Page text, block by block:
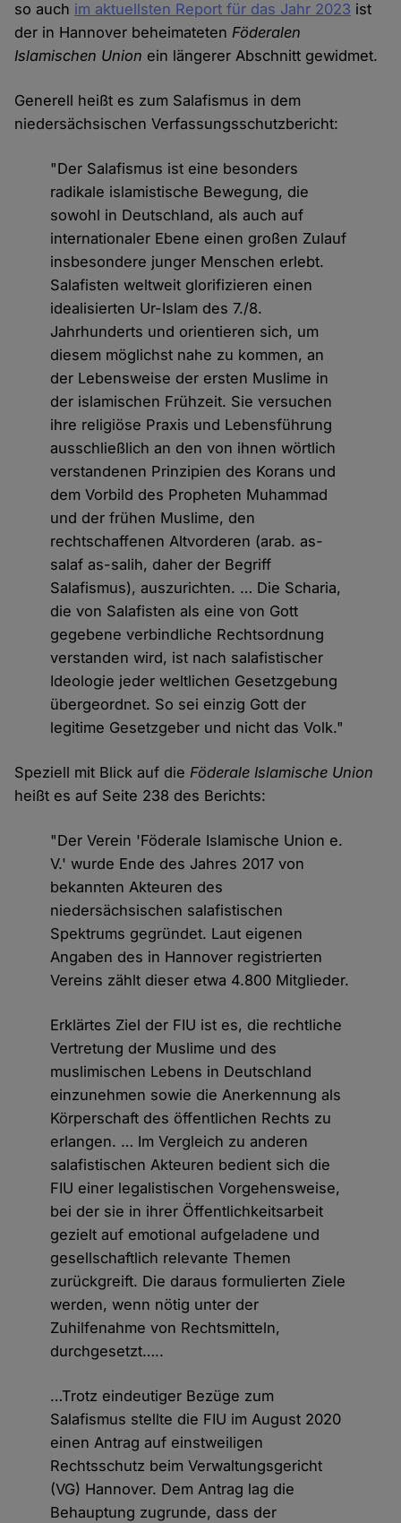
so auch im aktuellsten Report für das Jahr 2023 ist
der in Hannover beheimatetenFöderalen
Islamischen Union ein längerer Abschnitt gewidmet.
Generell heißt es zum Salafismus in dem
niedersächsischen Verfassungsschutzbericht:
"Der Salafismus ist eine besonders
radikale islamistische Bewegung, die
sowohl in Deutschland, als auch auf
internationaler Ebene einen großen Zulauf
insbesondere junger Menschen erlebt.
Salafisten weltweit glorifizieren einen
idealisierten Ur-Islam des 7./8.
Jahrhunderts und orientieren sich, um
diesem möglichst nahe zu kommen, an
der Lebensweise der ersten Muslime in
der islamischen Frühzeit. Sie versuchen
ihre religiöse Praxis und Lebensführung
ausschließlich an den von ihnen wörtlich
verstandenen Prinzipien des Korans und
dem Vorbild des Propheten Muhammad
und der frühen Muslime, den
rechtschaffenen Altvorderen (arab. as-
salaf as-salih, daher der Begriff
Salafismus), auszurichten. … Die Scharia,
die von Salafisten als eine von Gott
gegebene verbindliche Rechtsordnung
verstanden wird, ist nach salafistischer
Ideologie jeder weltlichen Gesetzgebung
übergeordnet. So sei einzig Gott der
legitime Gesetzgeber und nicht das Volk."
Speziell mit Blick auf dieFöderale Islamische Union
heißt es auf Seite 238 des Berichts:
"Der Verein 'Föderale Islamische Union e.
V.' wurde Ende des Jahres 2017 von
bekannten Akteuren des
niedersächsischen salafistischen
Spektrums gegründet. Laut eigenen
Angaben des in Hannover registrierten
Vereins zählt dieser etwa 4.800 Mitglieder.
Erklärtes Ziel der FIU ist es, die rechtliche
Vertretung der Muslime und des
muslimischen Lebens in Deutschland
einzunehmen sowie die Anerkennung als
Körperschaft des öffentlichen Rechts zu
erlangen. … Im Vergleich zu anderen
salafistischen Akteuren bedient sich die
FIU einer legalistischen Vorgehensweise,
bei der sie in ihrer Öffentlichkeitsarbeit
gezielt auf emotional aufgeladene und
gesellschaftlich relevante Themen
zurückgreift. Die daraus formulierten Ziele
werden, wenn nötig unter der
Zuhilfenahme von Rechtsmitteln,
durchgesetzt…..
…Trotz eindeutiger Bezüge zum
Salafismus stellte die FIU im August 2020
einen Antrag auf einstweiligen
Rechtsschutz beim Verwaltungsgericht
(VG) Hannover. Dem Antrag lag die
Behauptung zugrunde, dass der